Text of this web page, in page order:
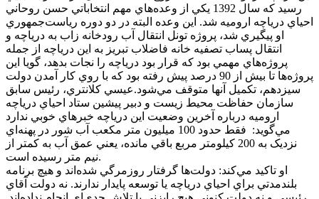
رسيد که سال 1392 يکي از وعده‌هاي مهم انتخاباتي حسن روحاني
احياي درياچه اروميه شد. اين وعده البته در دو دوره رياست‌جمهوري
او پيگيري شد، پروژه تونل انتقال آب رودخانه زاب به درياچه و
انتقال پساب تصفيه خانه فاضلاب تبريز به اين درياچه از جمله
پروژه‌هاي مهمي بود که قرار بود درياچه را نجات بدهد،‌ گويا اين
پروژه‌ها تا بيش از 90 درصد پيش رفته بود که با روي‌ کار آمدن دولت
سيزدهم، تکميل آنها متوقف مي‌شود.عيسي کلانتري، رئيس سابق
سازمان حفاظت محيط زيست و دبير پيشين ستاد احياي درياچه
اروميه درباره آخرين وضعيت اين درياچه خبرهاي خوبي ندارد
مي‌گويد: فقط حدود 100 ميليون متر مکعب آب شور در پهنه‌اي
نزديک به 200 کيلومتر مربع باقي مانده، يعني عمق آب به کمتر از
نيم متر رسيده است.
او تاکيد مي‌کند: دولت‌ها گرفتار روزمرگي شده‌اند و هيچ برنامه
بلندمدتي براي احياي درياچه يا توسعه پايدار ندارند. نه دولت آقاي